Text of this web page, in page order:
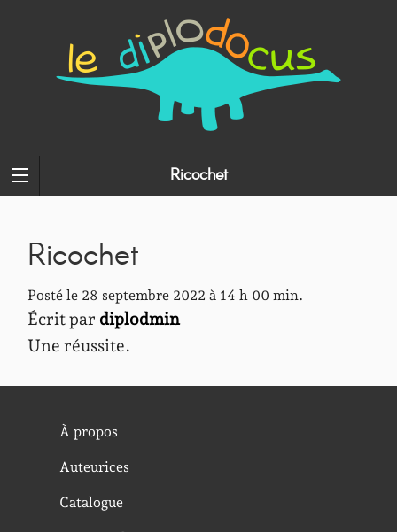
Ricochet
Ricochet
Posté le 28 septembre 2022 à 14 h 00 min.
Écrit par diplodmin
Une réussite.
À propos
Auteurices
Catalogue